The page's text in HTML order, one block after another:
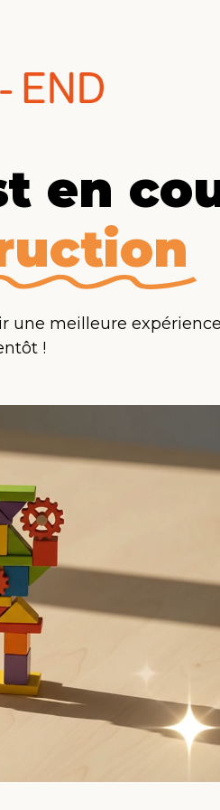
en
une meilleure
!